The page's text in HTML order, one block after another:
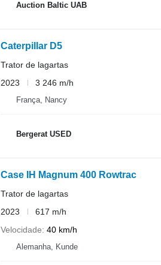
Auction Baltic UAB
Caterpillar D5
Trator de lagartas
2023
3 246 m/h
França, Nancy
Bergerat USED
Case IH Magnum 400 Rowtrac
Trator de lagartas
2023
617 m/h
Velocidade 40 km/h
Alemanha, Kunde